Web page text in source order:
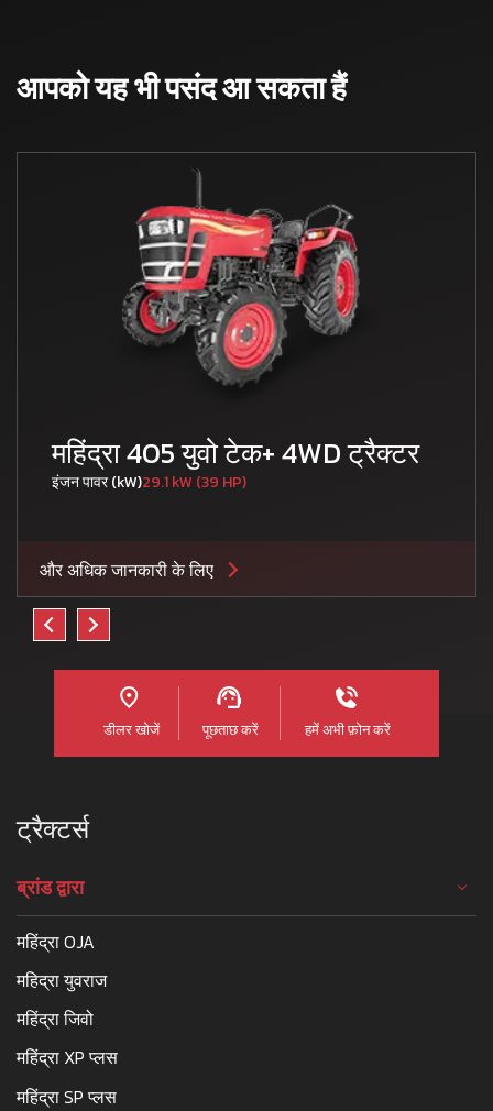
आपको यह भी पसंद आ सकता हैं
महिंद्रा 405 युवो टेक+ 4WD ट्रैक्टर
इंजन पावर (kW)29.1 kW (39 HP)
और अधिक जानकारी के लिए
डीलर खोजें पूछताछ करें हमें अभी फ़ोन करें
ट्रैक्टर्स
ब्रांड द्वारा
महिंद्रा OJA
महिद्रा युवराज
महिंद्रा जिवो
महिंद्रा XP प्लस
महिंद्रा SP प्लस